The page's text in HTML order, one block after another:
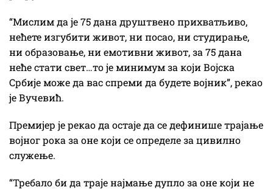
“Мислим да је 75 дана друштвено прихватљиво,
нећете изгубити живот, ни посао, ни студирање,
ни образовање, ни емотивни живот, за 75 дана
неће стати свет…то је минимум за који Војска
Србије може да вас спреми да будете војник”, рекао
је Вучевић.
Премијер је рекао да остаје да се дефинише трајање
војног рока за оне који се определе за цивилно
служење.
“Требало би да траје најмање дупло за оне који не